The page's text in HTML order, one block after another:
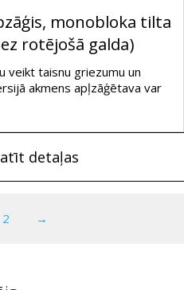
monobloka tilta
rotējošā galda)
veikt taisnu griezumu un
akmens apļzāģētava var
detaļas
2 →